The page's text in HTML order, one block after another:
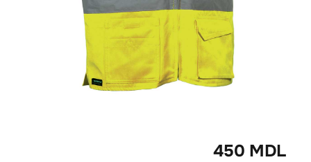
450 MDL